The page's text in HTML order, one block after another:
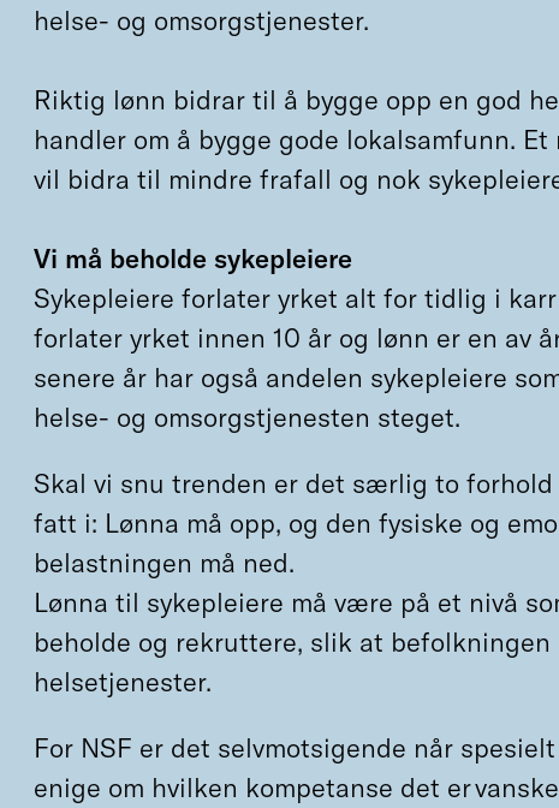
helse- og omsorgstjenester.
Riktig lønn bidrar til å bygge opp en god
handler om å bygge gode lokalsamfunn.
vil bidra til mindre frafall og nok
Vi må beholde sykepleiere
Sykepleiere forlater yrket alt for tidlig i
forlater yrket innen 10 år og lønn er en av
senere år har også andelen sykepleiere
helse- og omsorgstjenesten steget.
Skal vi snu trenden er det særlig to forhold
fatt i: Lønna må opp, og den fysiske og
belastningen må ned.
Lønna til sykepleiere må være på et nivå
beholde og rekruttere, slik at befolkningen
helsetjenester.
For NSF er det selvmotsigende når
enige om hvilken kompetanse det er